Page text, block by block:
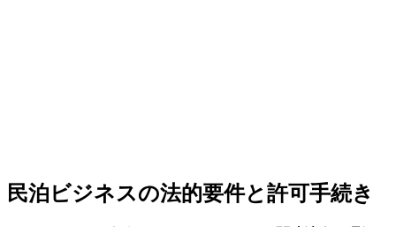
民泊ビジネスの法的要件と許可手続き